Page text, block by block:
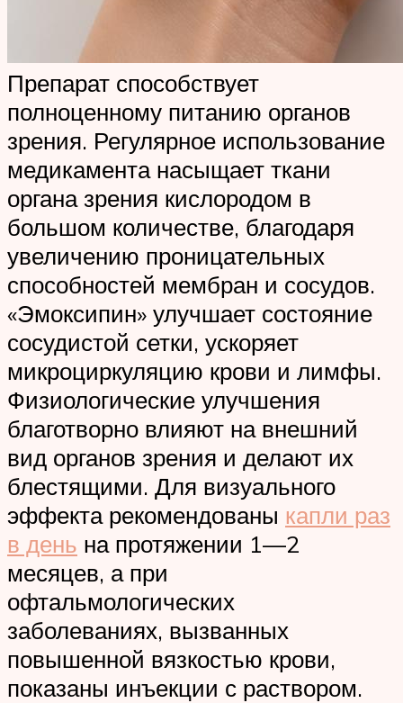
Препарат способствует
полноценному питанию органов
зрения. Регулярное использование
медикамента насыщает ткани
органа зрения кислородом в
большом количестве, благодаря
увеличению проницательных
способностей мембран и сосудов.
«Эмоксипин» улучшает состояние
сосудистой сетки, ускоряет
микроциркуляцию крови и лимфы.
Физиологические улучшения
благотворно влияют на внешний
вид органов зрения и делают их
блестящими. Для визуального
эффекта рекомендованы капли раз
в день на протяжении 1—2
месяцев, а при
офтальмологических
заболеваниях, вызванных
повышенной вязкостью крови,
показаны инъекции с раствором.